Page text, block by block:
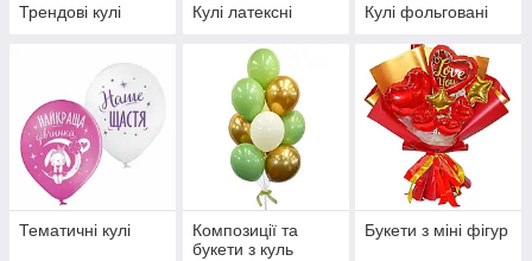
Трендові кулі Кулі латексні Кулі фольговані
Тематичні кулі
Композиції та
букети з куль
Букети з міні фігур